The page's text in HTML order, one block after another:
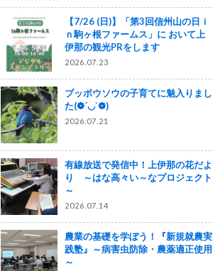
【7/26 (日)】「第3回信州山の日ｉ
ｎ駒ヶ根ファームス」に おいて上
伊那の観光PRをします
2026.07.23
ブッポウソウの子育てに魅入りまし
た(❁´◡`❁)
2026.07.21
有線放送で発信中！上伊那の花だよ
り ～はな高々い～なプロジェクト
～
2026.07.14
農業の基礎を学ぼう！『新規就農実
践塾』～病害虫防除・農薬適正使用
～